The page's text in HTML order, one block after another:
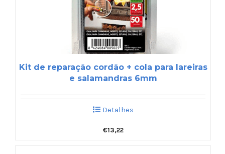
Kit de reparação cordão + cola para lareiras
e salamandras 6mm
Detalhes
€13,22